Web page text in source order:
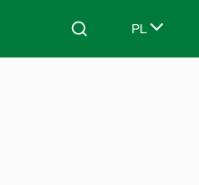
Search PL
Select